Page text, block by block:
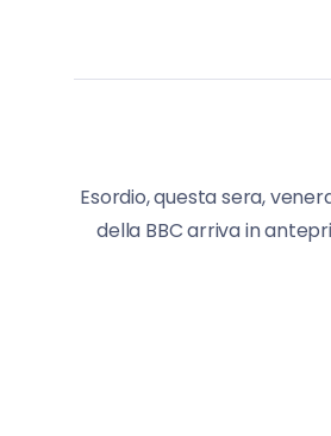
Esordio, questa sera,
della BBC arriva in